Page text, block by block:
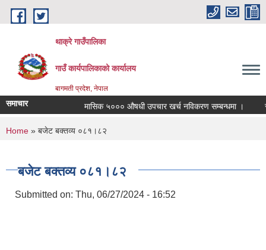
Skip to main content
थाक्रे गाउँपालिका
गाउँ कार्यपालिकाको कार्यालय
बागमती प्रदेश, नेपाल
समाचार मासिक ५००० औषधी उपचार खर्च नविकरण सम्बन्धमा ।
You are here
Home » बजेट बक्तव्य ०८१।८२
बजेट बक्तव्य ०८१।८२
Submitted on: Thu, 06/27/2024 - 16:52